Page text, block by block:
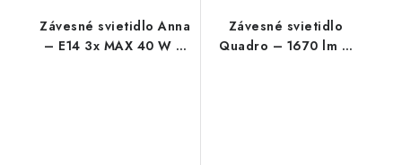
Závesné svietidlo Anna
– E14 3x MAX 40 W –
Závesné svietidlo
Quadro – 1670 lm –